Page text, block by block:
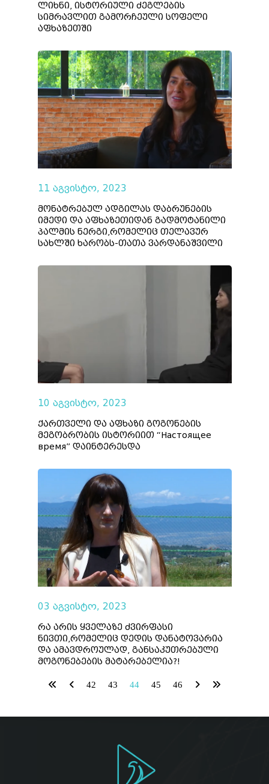
ლიხნი, ისტორიული ძეგლების
სიმრავლით გამორჩეული სოფელი
აფხაზეთში
11 აგვისტო, 2023
მონატრებულ ადგილას დაბრუნების
იმედი და აფხაზეთიდან გადმოტანილი
პალმის ნერგი,რომელიც თელავურ
სახლში ხარობს-თათა ვარდანაშვილი
10 აგვისტო, 2023
ქართველი და აფხაზი გოგონების
მეგობრობის ისტორიით “Настоящее
время” დაინტერესდა
03 აგვისტო, 2023
რა არის ყველაზე ძვირფასი
ნივთი,რომელიც დედის დანატოვარია
და ამავდროულად, განსაკუთრებული
მოგონებების მატარებელია?!
42 43 44 45 46